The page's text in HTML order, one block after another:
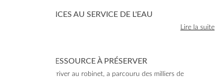
3 COMPÉTENCES AU SERVICE DE L'EAU
Lire la suite
L’EAU, UNE RESSOURCE À PRÉSERVER
L’eau, avant d’arriver au robinet, a parcouru des milliers de